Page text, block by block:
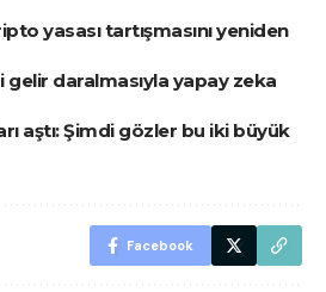
yasası tartışmasını yeniden
daralmasıyla yapay zeka
aştı: Şimdi gözler bu iki büyük
Facebook